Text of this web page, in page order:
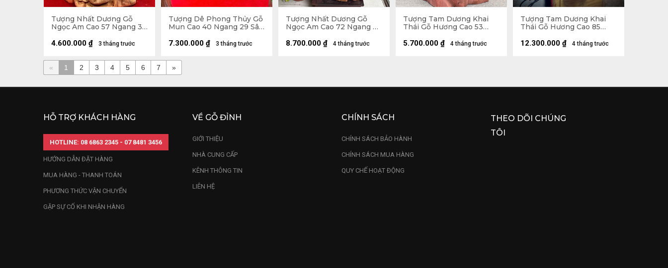
Tượng Nhất Dương Gỗ
Ngọc Am Cao 57 Ngang 32
3 tháng trước
4.600.000 ₫
Tượng Dê Phong Thủy Gỗ
Mun Cao 40 Ngang 29 Sâu
3 tháng trước
7.300.000 ₫
Tượng Nhất Dương Gỗ
Ngọc Am Cao 72 Ngang 43
4 tháng trước
8.700.000 ₫
Tượng Tam Dương Khai
Thái Gỗ Hương Cao 53
10kg
4 tháng trước
5.700.000 ₫
Tượng Tam Dương Khai
Thái Gỗ Hương Cao 85
4 tháng trước
12.300.000 ₫
« 1 2 3 4 5 6 7 »
HỖ TRỢ KHÁCH HÀNG
HOTLINE: 08 6863 2345 - 07 8481 3456
HƯỚNG DẪN ĐẶT HÀNG
MUA HÀNG - THANH TOÁN
PHƯƠNG THỨC VẬN CHUYỂN
GẶP SỰ CỐ KHI NHẬN HÀNG
VỀ GỖ ĐỈNH
GIỚI THIỆU
NHÀ CUNG CẤP
KÊNH THÔNG TIN
LIÊN HỆ
CHÍNH SÁCH
CHÍNH SÁCH BẢO HÀNH
CHÍNH SÁCH MUA HÀNG
QUY CHẾ HOẠT ĐỘNG
THEO DÕI CHÚNG
TÔI